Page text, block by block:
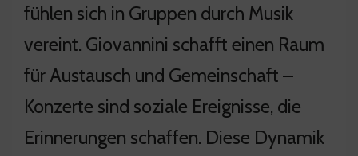
fühlen sich in Gruppen durch Musik
vereint. Giovannini schafft einen Raum
für Austausch und Gemeinschaft –
Konzerte sind soziale Ereignisse, die
Erinnerungen schaffen. Diese Dynamik